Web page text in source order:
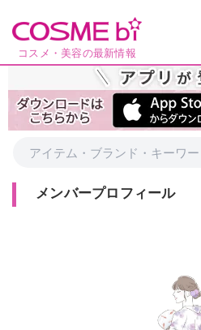
コスメ・美容の最新情報
メンバープロフィール